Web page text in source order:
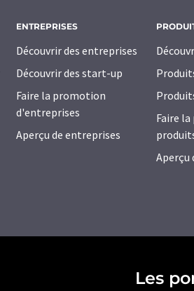
ENTREPRISES
Découvrir des entreprises
Découvrir des start-up
Faire la promotion
d'entreprises
Aperçu de entreprises
Faire
Aperçu
Les